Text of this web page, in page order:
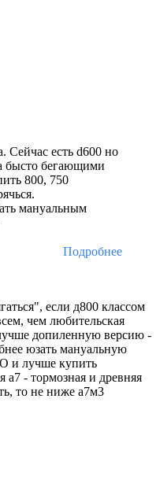
Сейчас есть d600 но
бысто бегающими
800, 750
мануальным
Подробнее
если д800 классом
чем любительская
допиленную версию -
юзать мануальную
и лучше купить
- тормозная и древняя
то не ниже а7м3